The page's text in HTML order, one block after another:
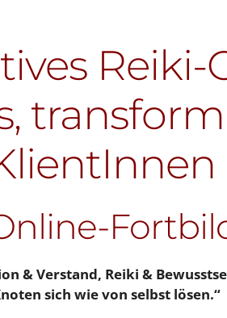
Reiki-
& Verstand, Reiki &
sich wie von selbst lösen.“